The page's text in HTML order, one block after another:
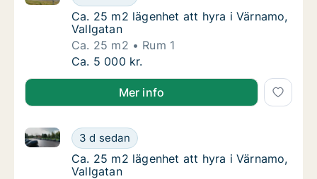
Ca. 25 m2 lägenhet att hyra i Värnamo,
Ca. 25 m2 lägenhet att hyra i Värnamo,
Vallgatan
Ca. 25 m2
Rum 1
Ca. 25 m2 lägenhet att hyra i Värnamo,
Ca. 5 000 kr.
Mer info
Ca. 25 m2 lägenhet att hyra i Värnamo,
3 d sedan
Ca. 25 m2 lägenhet att hyra i Värnamo, Vallgatan
Ca. 25 m2 lägenhet att hyra i Värnamo,
Ca. 25 m2 lägenhet att hyra i Värnamo,
Vallgatan